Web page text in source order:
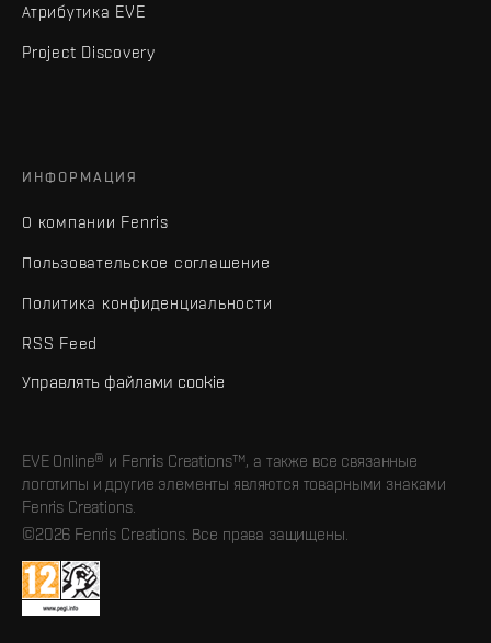
Атрибутика EVE
Project Discovery
ИНФОРМАЦИЯ
О компании Fenris
Пользовательское соглашение
Политика конфиденциальности
RSS Feed
Управлять файлами cookie
EVE Online® и Fenris Creations™, а также все связанные
логотипы и другие элементы являются товарными знаками
Fenris Creations.
©2026 Fenris Creations. Все права защищены.